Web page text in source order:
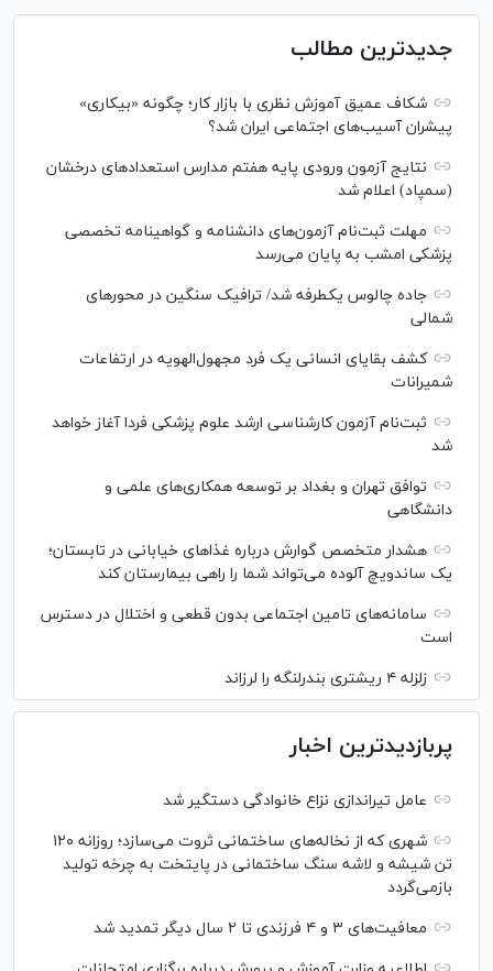
جدیدترین مطالب
شکاف عمیق آموزش نظری با بازار کار؛ چگونه «بیکاری»
پیشران آسیب‌های اجتماعی ایران شد؟
نتایج آزمون ورودی پایه هفتم مدارس استعدادهای درخشان
(سمپاد) اعلام شد
مهلت ثبت‌نام آزمون‌های دانشنامه و گواهینامه تخصصی
پزشکی امشب به پایان می‌رسد
جاده چالوس یکطرفه شد/ ترافیک سنگین در محورهای
شمالی
کشف بقایای انسانی یک فرد مجهول‌الهویه در ارتفاعات
شمیرانات
ثبت‌نام آزمون کارشناسی ارشد علوم پزشکی فردا آغاز خواهد
شد
توافق تهران و بغداد بر توسعه همکاری‌های علمی و
دانشگاهی
هشدار متخصص گوارش درباره غذا‌های خیابانی در تابستان؛
یک ساندویچ آلوده می‌تواند شما را راهی بیمارستان کند
سامانه‌های تامین اجتماعی بدون قطعی و اختلال در دسترس
است
زلزله ۴ ریشتری بندرلنگه را لرزاند
پربازدیدترین اخبار
عامل تیراندازی نزاع خانوادگی دستگیر شد
شهری که از نخاله‌های ساختمانی ثروت می‌سازد؛ روزانه ۱۲۰
تن شیشه و لاشه سنگ ساختمانی در پایتخت به چرخه تولید
بازمی‌گردد
معافیت‌های ۳ و ۴ فرزندی تا ۲ سال دیگر تمدید شد